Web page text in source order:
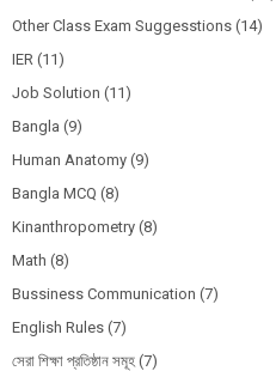
Other Class Exam Suggesstions (14)
IER (11)
Job Solution (11)
Bangla (9)
Human Anatomy (9)
Bangla MCQ (8)
Kinanthropometry (8)
Math (8)
Bussiness Communication (7)
English Rules (7)
সেরা শিক্ষা প্রতিষ্ঠান সমূহ (7)